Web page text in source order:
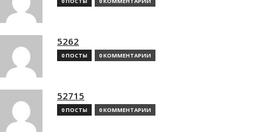
5262
0 ПОСТЫ 0 КОММЕНТАРИИ
52715
0 ПОСТЫ 0 КОММЕНТАРИИ